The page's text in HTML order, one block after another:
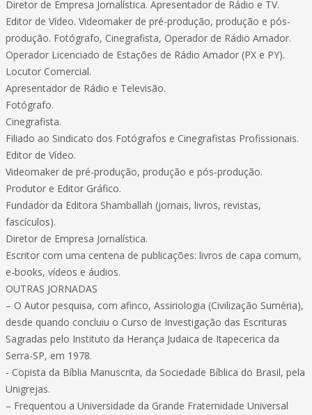
Diretor de Empresa Jornalística. Apresentador de Rádio e TV.
Editor de Vídeo. Videomaker de pré-produção, produção e pós-
produção. Fotógrafo, Cinegrafista, Operador de Rádio Amador.
Operador Licenciado de Estações de Rádio Amador (PX e PY).
Locutor Comercial.
Apresentador de Rádio e Televisão.
Fotógrafo.
Cinegrafista.
Filiado ao Sindicato dos Fotógrafos e Cinegrafistas Profissionais.
Editor de Vídeo.
Videomaker de pré-produção, produção e pós-produção.
Produtor e Editor Gráfico.
Fundador da Editora Shamballah (jornais, livros, revistas,
fascículos).
Diretor de Empresa Jornalística.
Escritor com uma centena de publicações: livros de capa comum,
e-books, vídeos e áudios.
OUTRAS JORNADAS
– O Autor pesquisa, com afinco, Assiriologia (Civilização Suméria),
desde quando concluiu o Curso de Investigação das Escrituras
Sagradas pelo Instituto da Herança Judaica de Itapecerica da
Serra-SP, em 1978.
- Copista da Bíblia Manuscrita, da Sociedade Bíblica do Brasil, pela
Unigrejas.
– Frequentou a Universidade da Grande Fraternidade Universal